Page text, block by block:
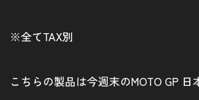
※全てTAX別
こちらの製品は今週末のMOTO GP